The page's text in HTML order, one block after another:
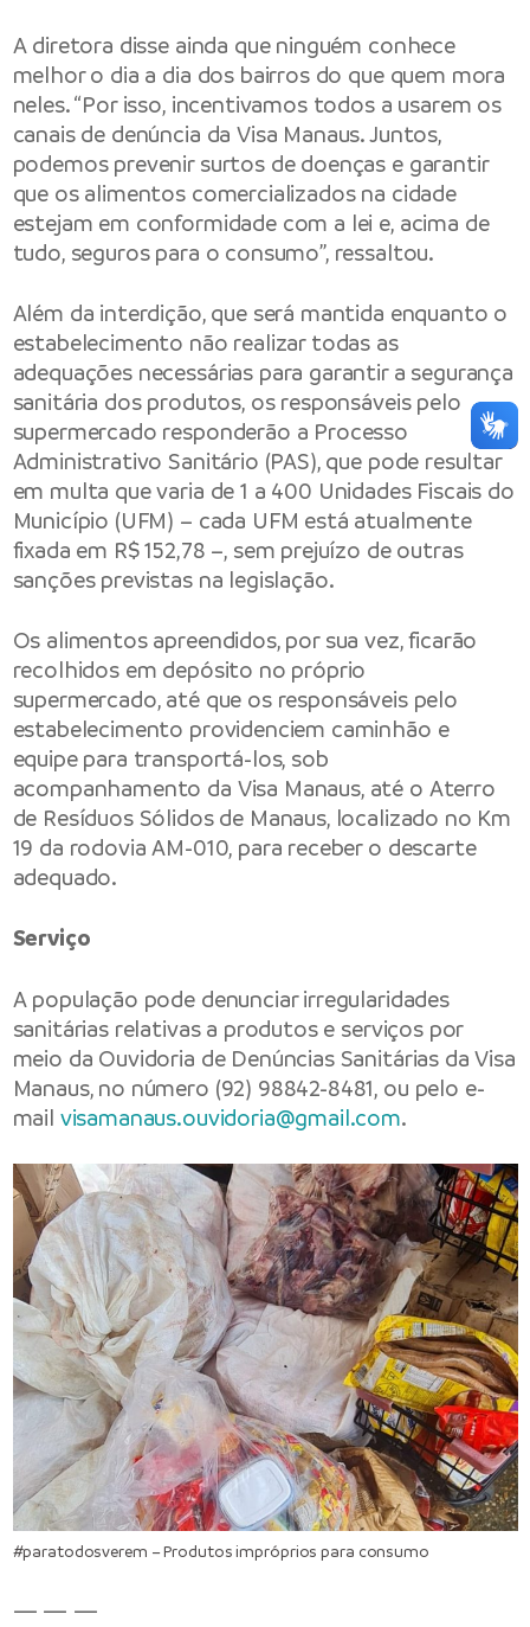
A diretora disse ainda que ninguém conhece
melhor o dia a dia dos bairros do que quem mora
neles. “Por isso, incentivamos todos a usarem os
canais de denúncia da Visa Manaus. Juntos,
podemos prevenir surtos de doenças e garantir
que os alimentos comercializados na cidade
estejam em conformidade com a lei e, acima de
tudo, seguros para o consumo”, ressaltou.
Além da interdição, que será mantida enquanto o
estabelecimento não realizar todas as
adequações necessárias para garantir a segurança
sanitária dos produtos, os responsáveis pelo
supermercado responderão a Processo
Administrativo Sanitário (PAS), que pode resultar
em multa que varia de 1 a 400 Unidades Fiscais do
Município (UFM) – cada UFM está atualmente
fixada em R$ 152,78 –, sem prejuízo de outras
sanções previstas na legislação.
Os alimentos apreendidos, por sua vez, ficarão
recolhidos em depósito no próprio
supermercado, até que os responsáveis pelo
estabelecimento providenciem caminhão e
equipe para transportá-los, sob
acompanhamento da Visa Manaus, até o Aterro
de Resíduos Sólidos de Manaus, localizado no Km
19 da rodovia AM-010, para receber o descarte
adequado.
Serviço
A população pode denunciar irregularidades
sanitárias relativas a produtos e serviços por
meio da Ouvidoria de Denúncias Sanitárias da Visa
Manaus, no número (92) 98842-8481, ou pelo e-
mail visamanaus.ouvidoria@gmail.com.
#paratodosverem – Produtos impróprios para consumo
— — —